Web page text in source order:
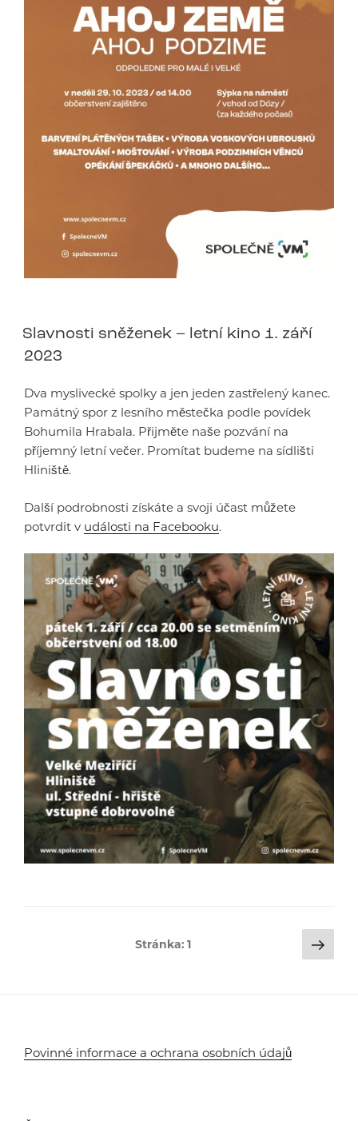
Slavnosti sněženek – letní kino 1. září
2023
Dva myslivecké spolky a jen jeden zastřelený kanec.
Památný spor z lesního městečka podle povídek
Bohumila Hrabala. Přijměte naše pozvání na
příjemný letní večer. Promítat budeme na sídlišti
Hliniště.
Další podrobnosti získáte a svoji účast můžete
potvrdit v události na Facebooku.
Stránka:1
Povinné informace a ochrana osobních údajů